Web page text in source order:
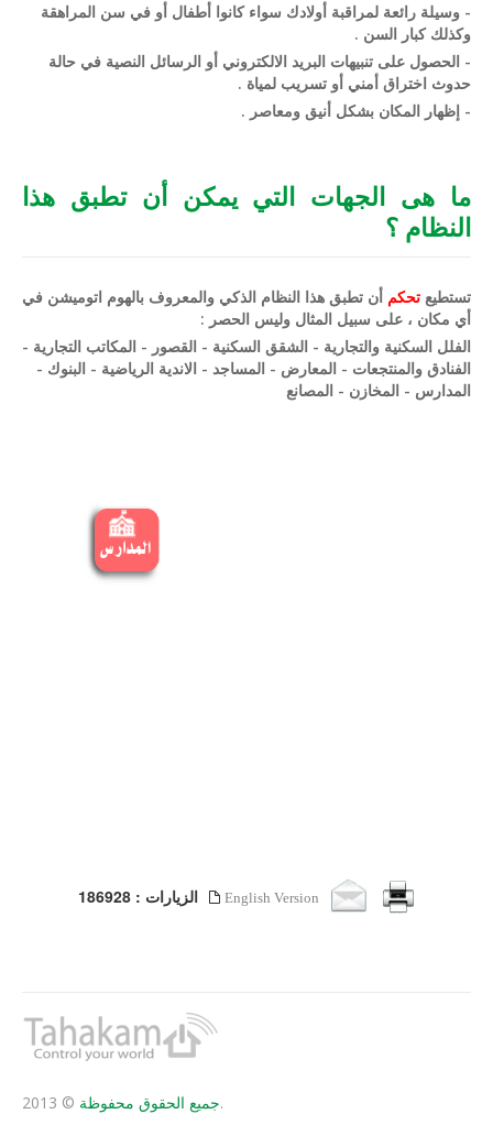
- وسيلة رائعة لمراقبة أولادك سواء كانوا أطفال أو في سن المراهقة
وكذلك كبار السن .
- الحصول على تنبيهات البريد الالكتروني أو الرسائل النصية في حالة
حدوث اختراق أمني أو تسريب لمياة .
- إظهار المكان بشكل أنيق ومعاصر .
ما هى الجهات التي يمكن أن تطبق هذا
النظام ؟
تستطيع تحكم أن تطبق هذا النظام الذكي والمعروف بالهوم اتوميشن في
أي مكان ، على سبيل المثال وليس الحصر :
الفلل السكنية والتجارية - الشقق السكنية - القصور - المكاتب التجارية -
الفنادق والمنتجعات - المعارض - المساجد - الاندية الرياضية - البنوك -
المدارس - المخازن - المصانع
English Version الزيارات : 186928
جميع الحقوق محفوظة© 2013.